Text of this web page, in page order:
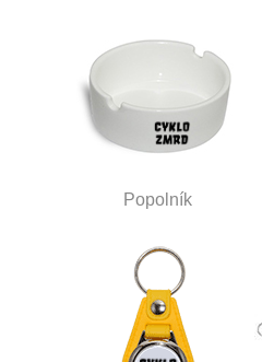
Popolník